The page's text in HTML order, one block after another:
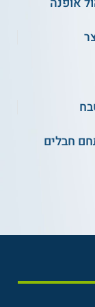
על ידי
רימונים -
חבלים